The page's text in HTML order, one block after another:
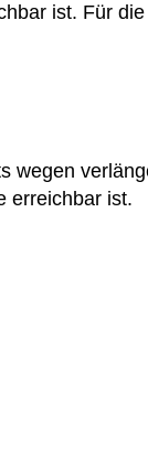
ist. Für
wegen
erreichbar ist.